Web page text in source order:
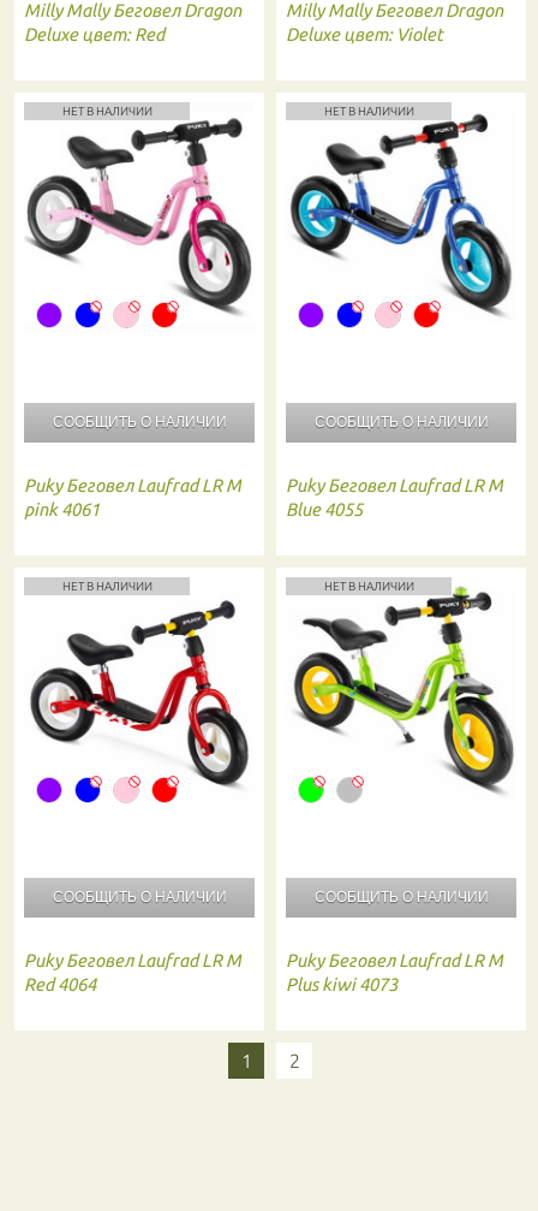
Milly Mally Беговел Dragon
Deluxe цвет: Red
Milly Mally Беговел Dragon
Deluxe цвет: Violet
НЕТ В НАЛИЧИИ
СООБЩИТЬ О НАЛИЧИИ
Puky Беговел Laufrad LR M
pink 4061
НЕТ В НАЛИЧИИ
СООБЩИТЬ О НАЛИЧИИ
Puky Беговел Laufrad LR M
Blue 4055
НЕТ В НАЛИЧИИ
СООБЩИТЬ О НАЛИЧИИ
Puky Беговел Laufrad LR M
Red 4064
НЕТ В НАЛИЧИИ
СООБЩИТЬ О НАЛИЧИИ
Puky Беговел Laufrad LR M
Plus kiwi 4073
1 2